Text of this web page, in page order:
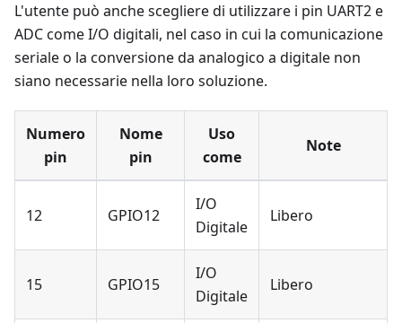
L'utente può anche scegliere di utilizzare i pin UART2 e
ADC come I/O digitali, nel caso in cui la comunicazione
seriale o la conversione da analogico a digitale non
siano necessarie nella loro soluzione.
Numero
pin
Nome
pin
Uso
come
Note
12 GPIO12
I/O
Digitale
Libero
15 GPIO15
I/O
Digitale
Libero